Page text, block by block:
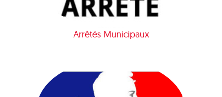
Arrêtés Municipaux